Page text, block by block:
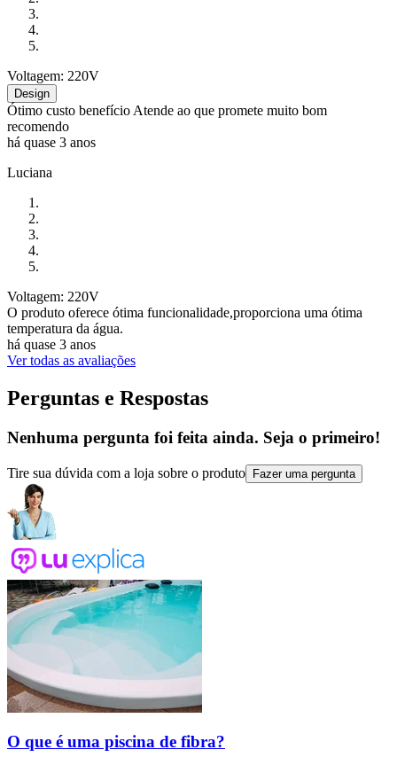
Voltagem: 220V
Design
Ótimo custo benefício Atende ao que promete muito bom
recomendo
há quase 3 anos
Luciana
Voltagem: 220V
O produto oferece ótima funcionalidade,proporciona uma ótima
temperatura da água.
há quase 3 anos
Ver todas as avaliações
Perguntas e Respostas
Nenhuma pergunta foi feita ainda. Seja o primeiro!
Tire sua dúvida com a loja sobre o produto Fazer uma pergunta
O que é uma piscina de fibra?